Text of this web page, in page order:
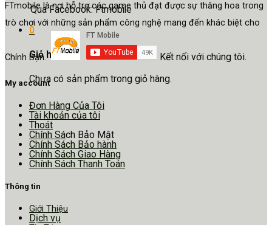
Qua Facebook: Ftmobile
0
Giỏ hàng
Chưa có sản phẩm trong giỏ hàng.
FTmobile là nơi hỗ trợ các game thủ đạt được sự thăng hoa trong
trò chơi với những sản phẩm công nghệ mang đến khác biệt cho
Chính Bạn. Kết nối với chúng tôi.
My account
Đơn Hàng Của Tôi
Tài khoản của tôi
Thoát
Chính Sách Bảo Mật
Chính Sách Bảo hành
Chính Sách Giao Hàng
Chính Sách Thanh Toán
Thông tin
Giới Thiệu
Dịch vụ